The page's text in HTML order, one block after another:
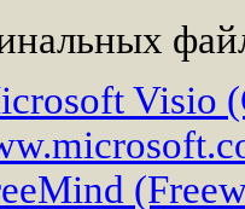
Visio